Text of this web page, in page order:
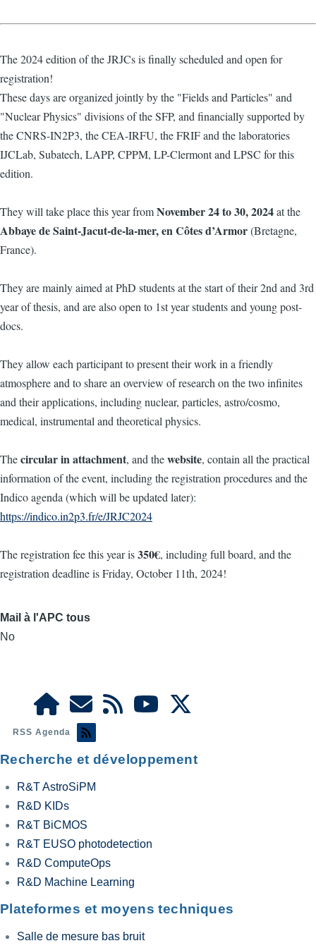
The 2024 edition of the JRJCs is finally scheduled and open for
registration!
These days are organized jointly by the "Fields and Particles" and
"Nuclear Physics" divisions of the SFP, and financially supported by
the CNRS-IN2P3, the CEA-IRFU, the FRIF and the laboratories
IJCLab, Subatech, LAPP, CPPM, LP-Clermont and LPSC for this
edition.
They will take place this year fromNovember 24 to 30, 2024at the
Abbaye de Saint-Jacut-de-la-mer, en Côtes d’Armor(Bretagne,
France).
They are mainly aimed at PhD students at the start of their 2nd and 3rd
year of thesis, and are also open to 1st year students and young post-
docs.
They allow each participant to present their work in a friendly
atmosphere and to share an overview of research on the two infinites
and their applications, including nuclear, particles, astro/cosmo,
medical, instrumental and theoretical physics.
Thecircular in attachment, and thewebsite, contain all the practical
information of the event, including the registration procedures and the
Indico agenda (which will be updated later):
https://indico.in2p3.fr/e/JRJC2024
The registration fee this year is350€, including full board, and the
registration deadline is Friday, October 11th, 2024!
Mail à l'APC tous
No
RSS Agenda
Recherche et développement
R&T AstroSiPM
R&D KIDs
R&T BiCMOS
R&T EUSO photodetection
R&D ComputeOps
R&D Machine Learning
Plateformes et moyens techniques
Salle de mesure bas bruit